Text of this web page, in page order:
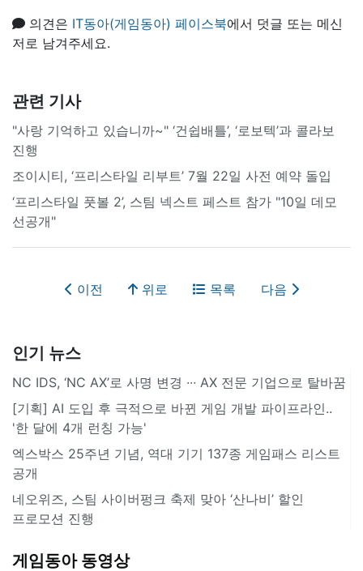
의견은 IT동아(게임동아) 페이스북에서 덧글 또는 메신
저로 남겨주세요.
관련 기사
"사랑 기억하고 있습니까~" ‘건쉽배틀’, ‘로보텍’과 콜라보
진행
조이시티, ‘프리스타일 리부트’ 7월 22일 사전 예약 돌입
‘프리스타일 풋볼 2’, 스팀 넥스트 페스트 참가 "10일 데모
선공개"
이전 위로 목록 다음
인기 뉴스
NC IDS, ‘NC AX’로 사명 변경 ∙∙∙ AX 전문 기업으로 탈바꿈
[기획] AI 도입 후 극적으로 바뀐 게임 개발 파이프라인..
'한 달에 4개 런칭 가능'
엑스박스 25주년 기념, 역대 기기 137종 게임패스 리스트
공개
네오위즈, 스팀 사이버펑크 축제 맞아 ‘산나비’ 할인
프로모션 진행
게임동아 동영상